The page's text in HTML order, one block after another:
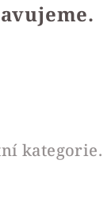
kategorie.